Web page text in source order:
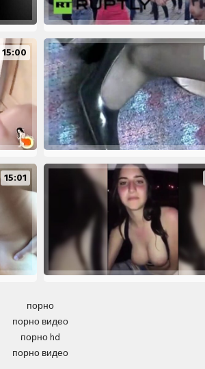
15:00
15:01
порно
порно видео
порно hd
порно видео